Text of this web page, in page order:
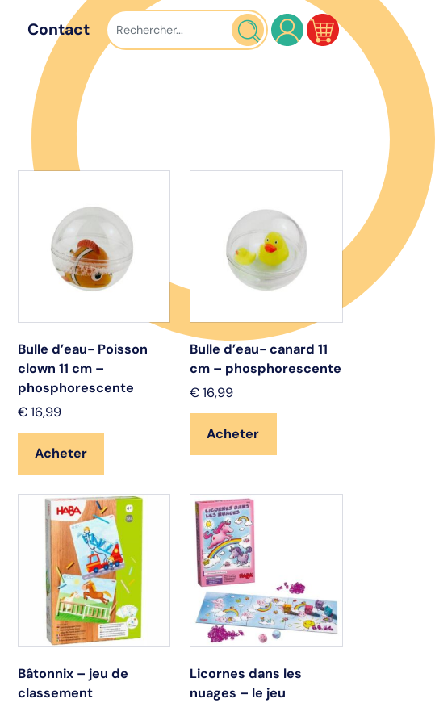
Contact
Bulle d’eau- Poisson
clown 11 cm –
phosphorescente
€16,99
Acheter
Bulle d’eau- canard 11
cm – phosphorescente
€ 16,99
Acheter
Bâtonnix – jeu de
classement
Licornes dans les
nuages – le jeu